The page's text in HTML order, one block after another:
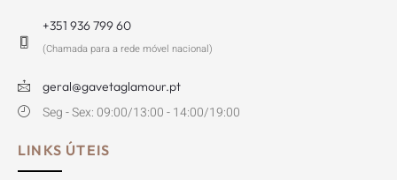
+351 936 799 60
(Chamada para a rede móvel nacional)
geral@gavetaglamour.pt
Seg - Sex: 09:00/13:00 - 14:00/19:00
LINKS ÚTEIS